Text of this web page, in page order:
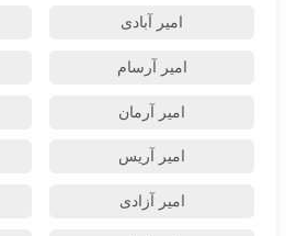
امیر آبادی
امیر آرسام
امیر آرمان
امیر آریس
امیر آزادی